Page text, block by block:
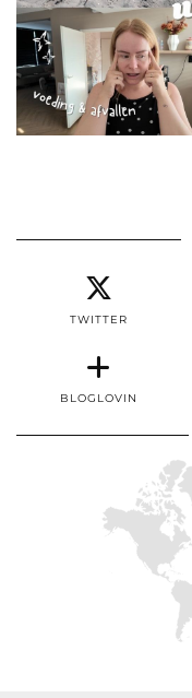
TWITTER
BLOGLOVIN